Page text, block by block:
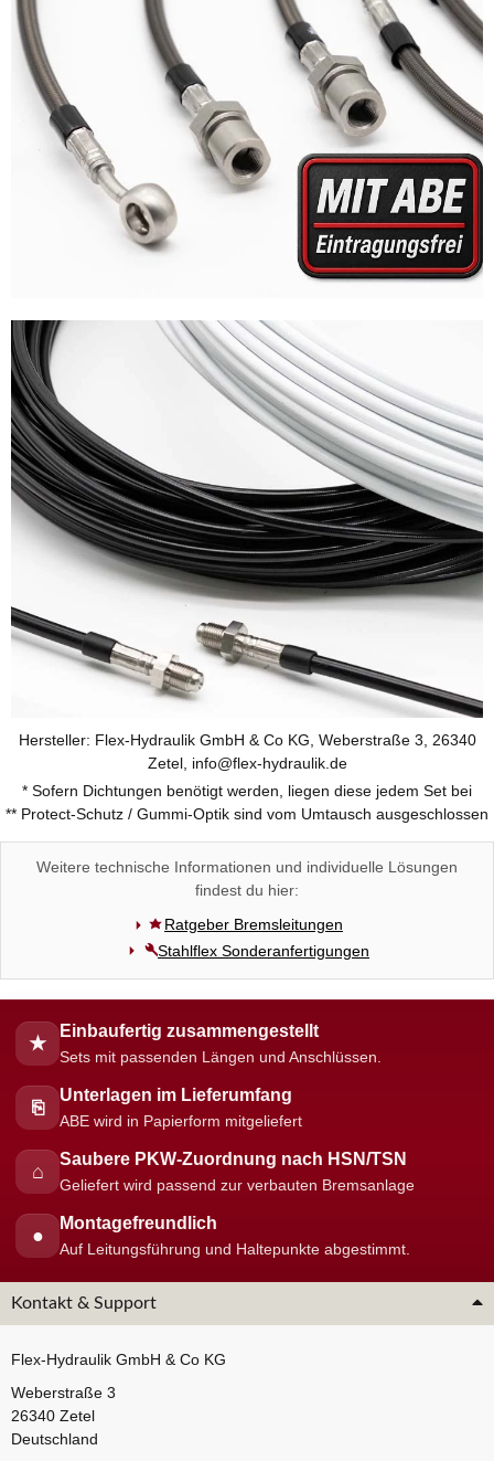
Hersteller: Flex-Hydraulik GmbH & Co KG, Weberstraße 3, 26340
Zetel, info@flex-hydraulik.de
* Sofern Dichtungen benötigt werden, liegen diese jedem Set bei
** Protect-Schutz / Gummi-Optik sind vom Umtausch ausgeschlossen
Weitere technische Informationen und individuelle Lösungen
findest du hier:
Ratgeber Bremsleitungen
Stahlflex Sonderanfertigungen
★
Einbaufertig zusammengestellt
Sets mit passenden Längen und Anschlüssen.
⎘
Unterlagen im Lieferumfang
ABE wird in Papierform mitgeliefert
⌂
Saubere PKW-Zuordnung nach HSN/TSN
Geliefert wird passend zur verbauten Bremsanlage
●
Montagefreundlich
Auf Leitungsführung und Haltepunkte abgestimmt.
Kontakt & Support
Flex-Hydraulik GmbH & Co KG
Weberstraße 3
26340 Zetel
Deutschland